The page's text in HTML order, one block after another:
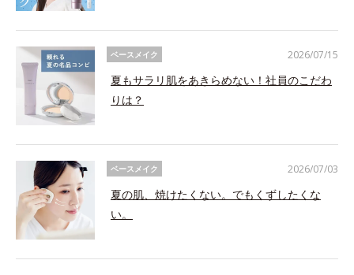
ベースメイク
夏もサラリ肌をあきらめない！社員のこだわ
りは？
2026/07/15
ベースメイク
夏の肌、焼けたくない。でもくずしたくな
い。
2026/07/03